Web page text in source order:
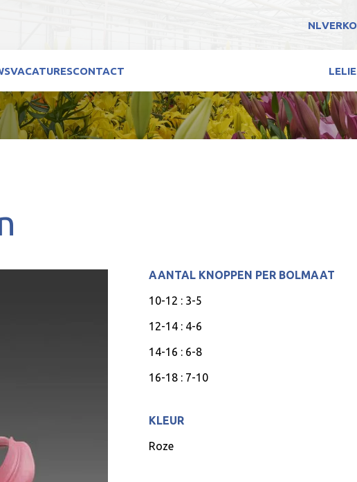
NL
VACATURESCONTACT
AANTAL KNOPPEN PER BOLMAAT
10-12 : 3-5
12-14 : 4-6
14-16 : 6-8
16-18 : 7-10
KLEUR
Roze